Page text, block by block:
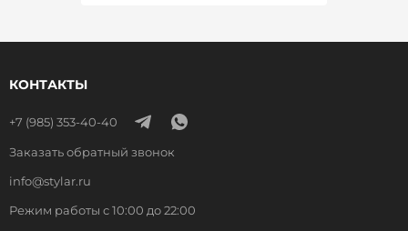
КОНТАКТЫ
+7 (985) 353-40-40
Заказать обратный звонок
info@stylar.ru
Режим работы с 10:00 до 22:00